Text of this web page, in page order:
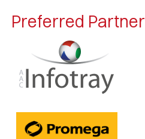
Preferred Partner